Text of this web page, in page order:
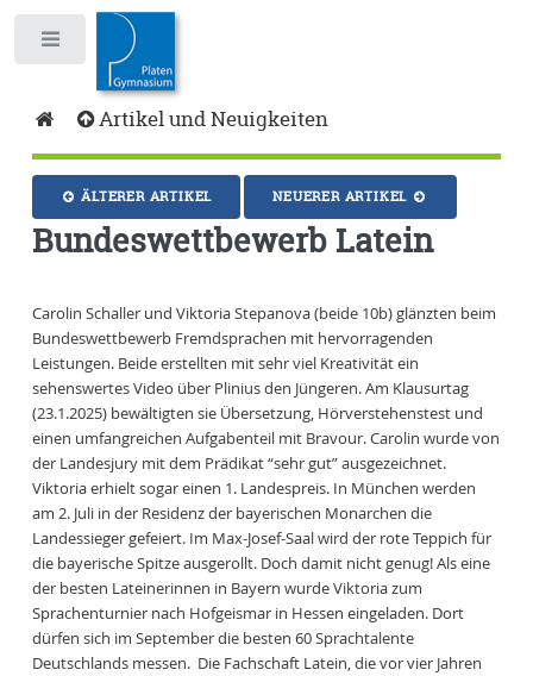
Artikel und Neuigkeiten
ÄLTERER ARTIKEL NEUERER ARTIKEL
Bundeswettbewerb Latein
Carolin Schaller und Viktoria Stepanova (beide 10b) glänzten beim
Bundeswettbewerb Fremdsprachen mit hervorragenden
Leistungen. Beide erstellten mit sehr viel Kreativität ein
sehenswertes Video über Plinius den Jüngeren. Am Klausurtag
(23.1.2025) bewältigten sie Übersetzung, Hörverstehenstest und
einen umfangreichen Aufgabenteil mit Bravour. Carolin wurde von
der Landesjury mit dem Prädikat “sehr gut” ausgezeichnet.
Viktoria erhielt sogar einen 1. Landespreis. In München werden
am 2. Juli in der Residenz der bayerischen Monarchen die
Landessieger gefeiert. Im Max-Josef-Saal wird der rote Teppich für
die bayerische Spitze ausgerollt. Doch damit nicht genug! Als eine
der besten Lateinerinnen in Bayern wurde Viktoria zum
Sprachenturnier nach Hofgeismar in Hessen eingeladen. Dort
dürfen sich im September die besten 60 Sprachtalente
Deutschlands messen. Die Fachschaft Latein, die vor vier Jahren
Toggle